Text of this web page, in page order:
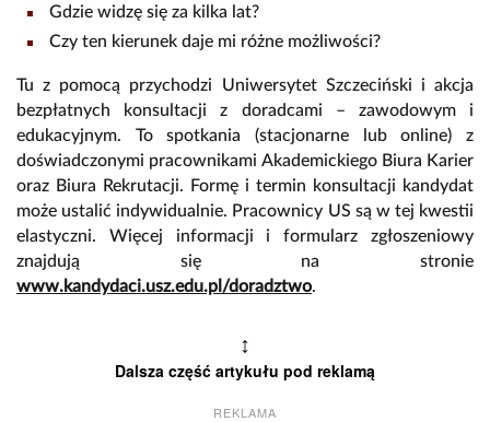
Gdzie widzę się za kilka lat?
Czy ten kierunek daje mi różne możliwości?
Tu z pomocą przychodzi Uniwersytet Szczeciński i akcja
bezpłatnych konsultacji z doradcami – zawodowym i
edukacyjnym. To spotkania (stacjonarne lub online) z
doświadczonymi pracownikami Akademickiego Biura Karier
oraz Biura Rekrutacji. Formę i termin konsultacji kandydat
może ustalić indywidualnie. Pracownicy US są w tej kwestii
elastyczni. Więcej informacji i formularz zgłoszeniowy
znajdują się na stronie
www.kandydaci.usz.edu.pl/doradztwo.
↕
Dalsza część artykułu pod reklamą
REKLAMA